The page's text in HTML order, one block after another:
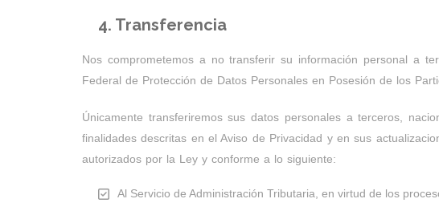
4. Transferencia
Nos comprometemos a no transferir su información personal a
Federal de Protección de Datos Personales en Posesión de los
Únicamente transferiremos sus datos personales a terceros,
finalidades descritas en el Aviso de Privacidad y en sus
autorizados por la Ley y conforme a lo siguiente:
Al Servicio de Administración Tributaria, en virtud de los